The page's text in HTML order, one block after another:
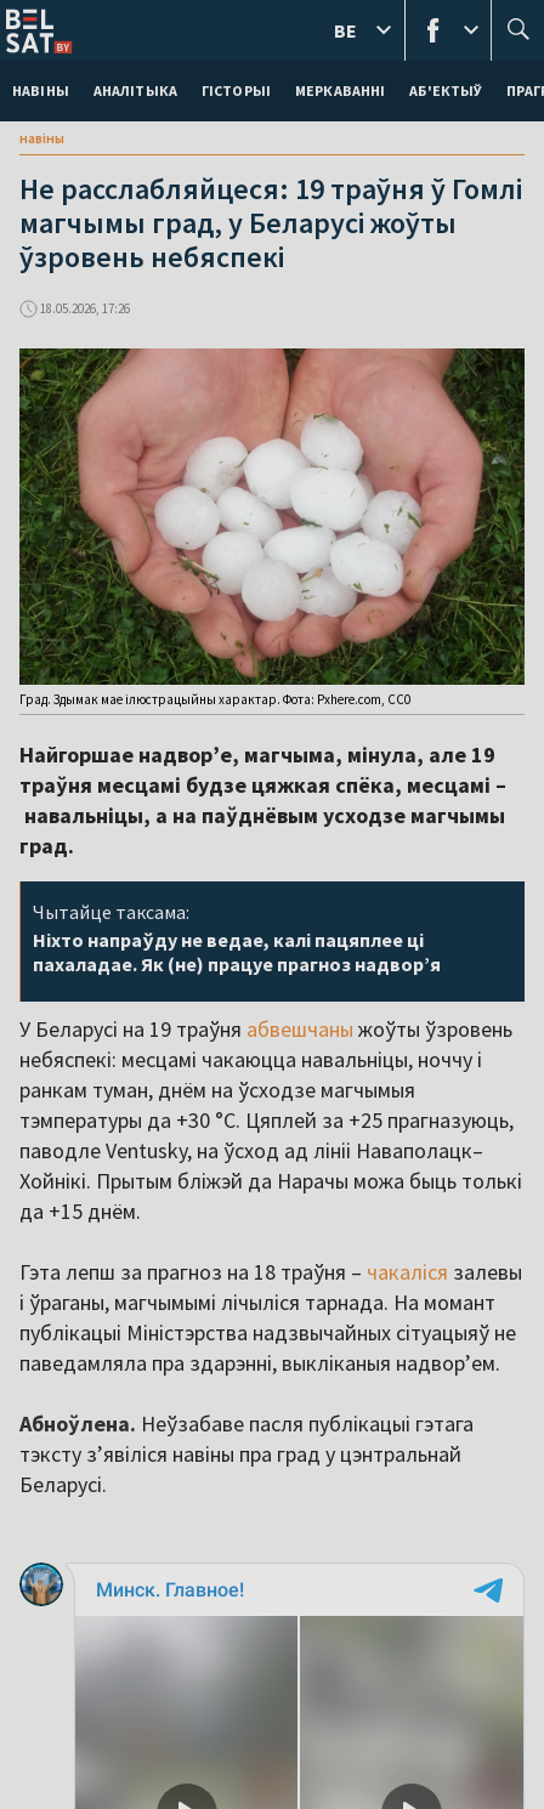
НАВІНЫ АНАЛІТЫКА ГІСТОРЫІ МЕРКАВАННI АБ'ЕКТЫЎ
BE
навіны
Не расслабляйцеся: 19 траўня ў Гомлі
магчымы град, у Беларусі жоўты
ўзровень небяспекі
18.05.2026, 17:26
Град. Здымак мае ілюстрацыйны характар. Фота: Pxhere.com, CC0
Найгоршае надвор’е, магчыма, мінула, але 19
траўня месцамі будзе цяжкая спёка, месцамі –
навальніцы, а на паўднёвым усходзе магчымы
град.
Чытайце таксама:
Ніхто напраўду не ведае, калі пацяплее ці
пахаладае. Як (не) працуе прагноз надвор’я
У Беларусі на 19 траўня абвешчаны жоўты ўзровень
небяспекі: месцамі чакаюцца навальніцы, ноччу і
ранкам туман, днём на ўсходзе магчымыя
тэмпературы да +30 ­°C. Цяплей за +25 прагназуюць,
паводле Ventusky, на ўсход ад лініі Наваполацк–
Хойнікі. Прытым бліжэй да Нарачы можа быць толькі
да +15 днём.
Гэта лепш за прагноз на 18 траўня – чакаліся залевы
і ўраганы, магчымымі лічыліся тарнада. На момант
публікацыі Міністэрства надзвычайных сітуацыяў не
паведамляла пра здарэнні, выкліканыя надвор’ем.
Абноўлена. Неўзабаве пасля публікацыі гэтага
тэксту з’явіліся навіны пра град у цэнтральнай
Беларусі.